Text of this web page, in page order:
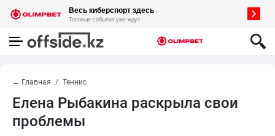
← Главная Теннис
Елена Рыбакина раскрыла свои
проблемы